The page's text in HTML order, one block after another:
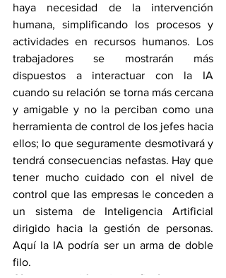
haya necesidad de la intervención
humana, simplificando los procesos y
actividades en recursos humanos. Los
trabajadores se mostrarán más
dispuestos a interactuar con la IA
cuando su relación se torna más cercana
y amigable y no la perciban como una
herramienta de control de los jefes hacia
ellos; lo que seguramente desmotivará y
tendrá consecuencias nefastas. Hay que
tener mucho cuidado con el nivel de
control que las empresas le conceden a
un sistema de Inteligencia Artificial
dirigido hacia la gestión de personas.
Aquí la IA podría ser un arma de doble
filo.